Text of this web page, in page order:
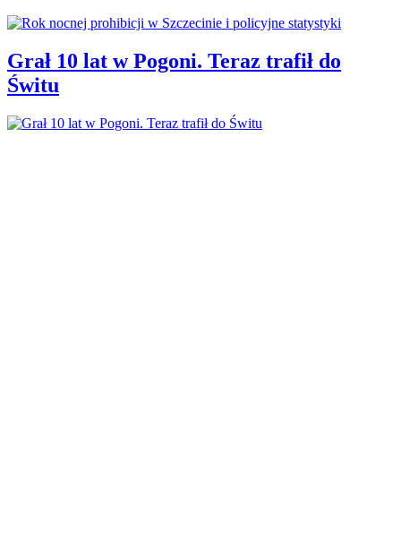
Grał 10 lat w Pogoni. Teraz trafił do
Świtu